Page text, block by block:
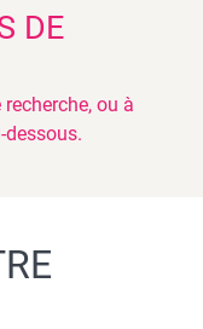
DE
ou à